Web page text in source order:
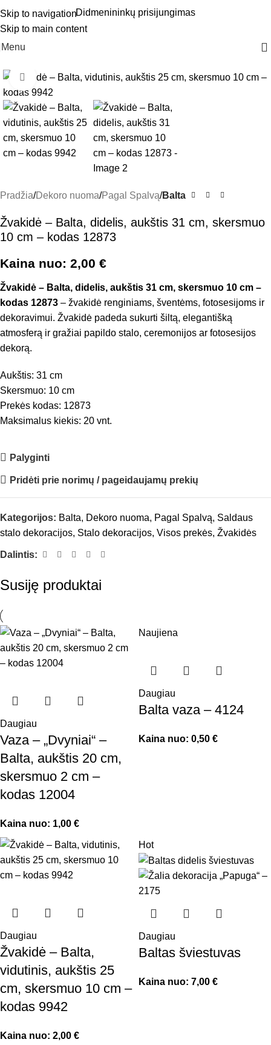
Skip to navigation
Skip to main content
Didmenininkų prisijungimas
Menu
Click to enlarge
Pradžia Dekoro nuoma Pagal Spalvą Balta
Žvakidė – Balta, didelis, aukštis 31 cm, skersmuo
10 cm – kodas 12873
Kaina nuo: 2,00 €
Žvakidė – Balta, didelis, aukštis 31 cm, skersmuo 10 cm –
kodas 12873 – žvakidė renginiams, šventėms, fotosesijoms ir
dekoravimui. Žvakidė padeda sukurti šiltą, elegantišką
atmosferą ir gražiai papildo stalo, ceremonijos ar fotosesijos
dekorą.
Aukštis: 31 cm
Skersmuo: 10 cm
Prekės kodas: 12873
Maksimalus kiekis: 20 vnt.
Palyginti
Pridėti prie norimų / pageidaujamų prekių
Kategorijos: Balta, Dekoro nuoma, Pagal Spalvą, Saldaus
stalo dekoracijos, Stalo dekoracijos, Visos prekės, Žvakidės
Dalintis:
Susiję produktai
Daugiau
Vaza – „Dvyniai“ –
Balta, aukštis 20 cm,
skersmuo 2 cm –
kodas 12004
Kaina nuo: 1,00 €
Naujiena
Daugiau
Balta vaza – 4124
Kaina nuo: 0,50 €
Daugiau
Žvakidė – Balta,
vidutinis, aukštis 25
cm, skersmuo 10 cm –
kodas 9942
Kaina nuo: 2,00 €
Hot
Daugiau
Baltas šviestuvas
Kaina nuo: 7,00 €